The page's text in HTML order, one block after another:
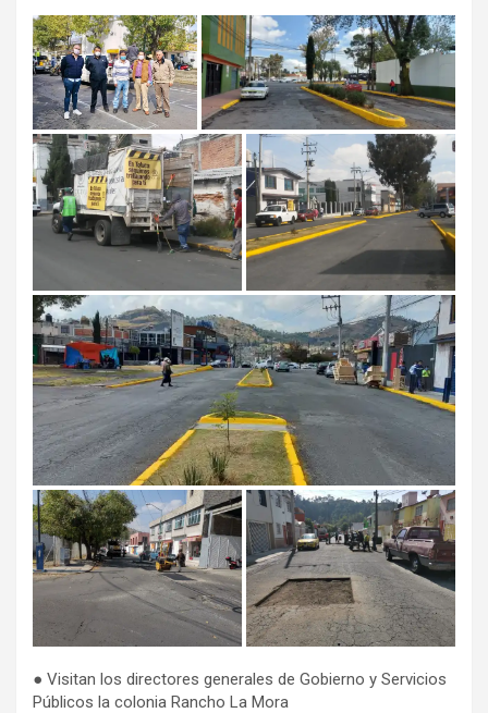
● Visitan los directores generales de Gobierno y Servicios
Públicos la colonia Rancho La Mora